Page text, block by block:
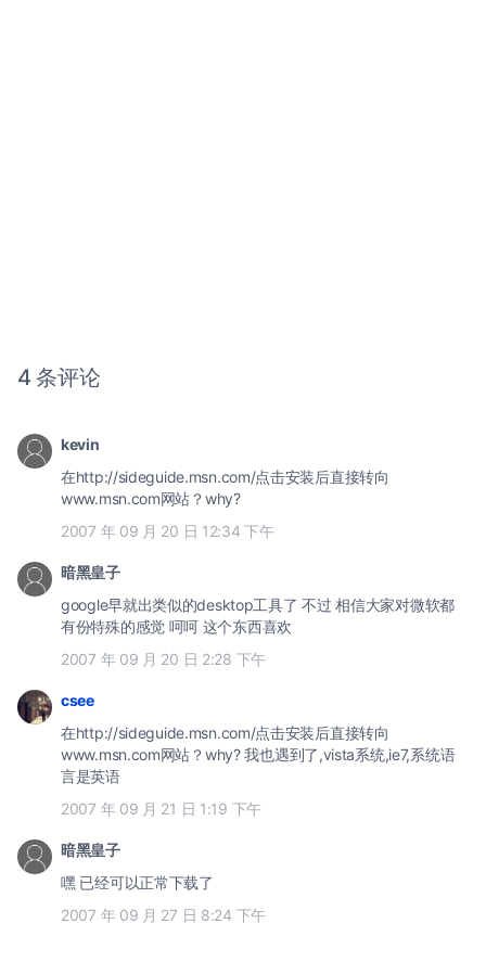
4 条评论
kevin
在http://sideguide.msn.com/点击安装后直接转向
www.msn.com网站？why?
2007 年 09 月 20 日 12:34 下午
暗黑皇子
google早就出类似的desktop工具了 不过 相信大家对微软都
有份特殊的感觉 呵呵 这个东西喜欢
2007 年 09 月 20 日 2:28 下午
csee
在http://sideguide.msn.com/点击安装后直接转向
www.msn.com网站？why? 我也遇到了,vista系统,ie7,系统语
言是英语
2007 年 09 月 21 日 1:19 下午
暗黑皇子
嘿 已经可以正常下载了
2007 年 09 月 27 日 8:24 下午